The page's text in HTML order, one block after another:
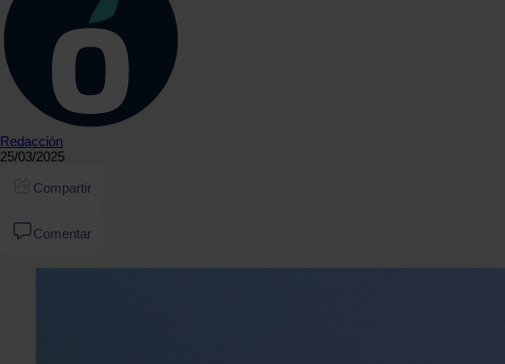
Redacción
25/03/2025
Compartir
Comentar